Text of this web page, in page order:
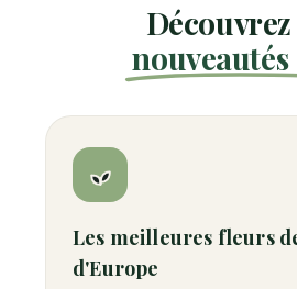
Les meilleures fleurs
d'Europe